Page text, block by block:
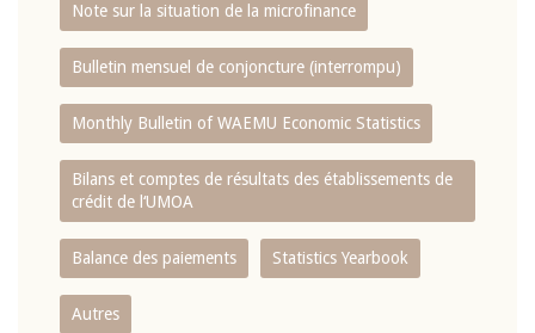
Note sur la situation de la microfinance
Bulletin mensuel de conjoncture (interrompu)
Monthly Bulletin of WAEMU Economic Statistics
Bilans et comptes de résultats des établissements de
crédit de l‘UMOA
Balance des paiements Statistics Yearbook
Autres